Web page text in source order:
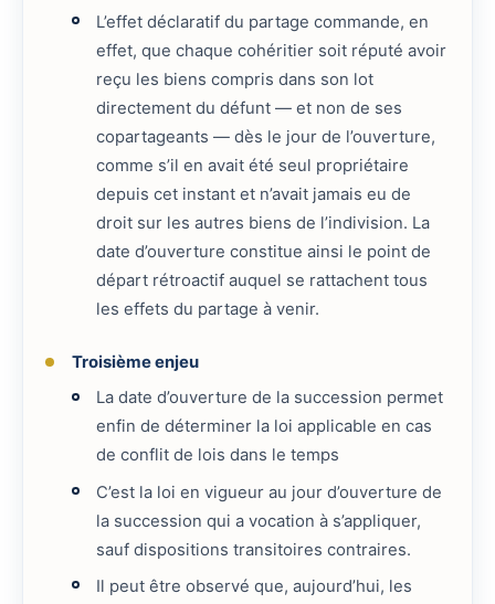
L’effet déclaratif du partage commande, en
effet, que chaque cohéritier soit réputé avoir
reçu les biens compris dans son lot
directement du défunt — et non de ses
copartageants — dès le jour de l’ouverture,
comme s’il en avait été seul propriétaire
depuis cet instant et n’avait jamais eu de
droit sur les autres biens de l’indivision. La
date d’ouverture constitue ainsi le point de
départ rétroactif auquel se rattachent tous
les effets du partage à venir.
Troisième enjeu
La date d’ouverture de la succession permet
enfin de déterminer la loi applicable en cas
de conflit de lois dans le temps
C’est la loi en vigueur au jour d’ouverture de
la succession qui a vocation à s’appliquer,
sauf dispositions transitoires contraires.
Il peut être observé que, aujourd’hui, les